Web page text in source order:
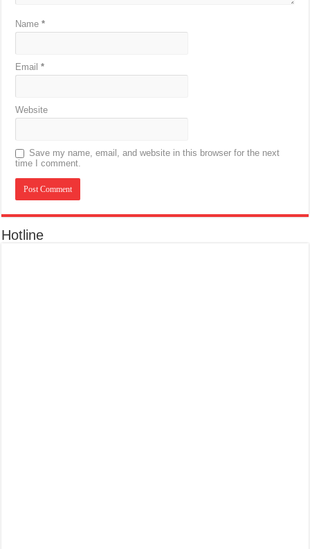
Name*
Email*
Website
Save my name, email, and website in this browser for the next
time I comment.
Hotline